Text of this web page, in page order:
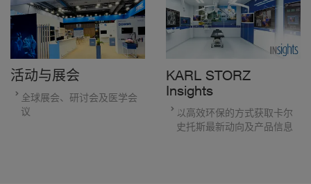
活动与展会
全球展会、研讨会及医学会
议
KARL STORZ
Insights
以高效环保的方式获取卡尔
史托斯最新动向及产品信息